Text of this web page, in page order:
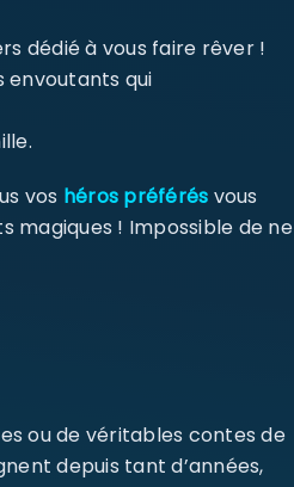
dédié à vous faire rêver !
envoutants qui
vos héros préférés vous
magiques ! Impossible de ne
ou de véritables contes de
depuis tant d’années,